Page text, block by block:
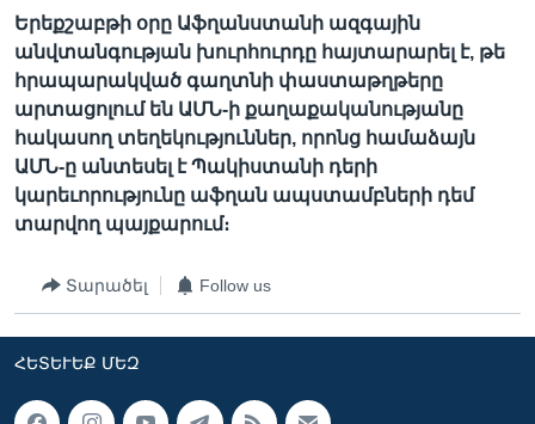
Երեքշաբթի օրը Աֆղանստանի ազգային
անվտանգության խուրհուրդը հայտարարել է, թե
հրապարակված գաղտնի փաստաթղթերը
արտացոլում են ԱՄՆ-ի քաղաքականությանը
հակասող տեղեկություններ, որոնց համաձայն
ԱՄՆ-ը անտեսել է Պակիստանի դերի
կարեւորությունը աֆղան ապստամբների դեմ
տարվող պայքարում։
Տարածել Follow us
ՀԵՏԵՒԵՔ ՄԵԶ